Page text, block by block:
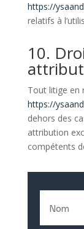
https://
relatifs à
10.
Tout litige en
https://
dehors des
attribution
compétents